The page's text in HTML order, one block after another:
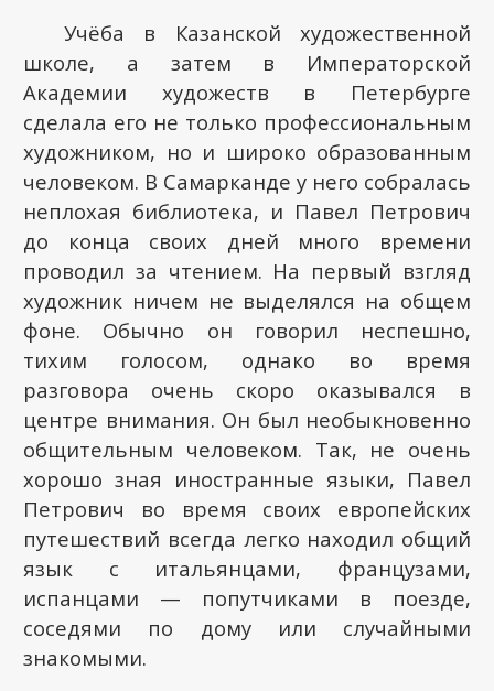
Учёба в Казанской художественной
школе, а затем в Императорской
Академии художеств в Петербурге
сделала его не только профессиональным
художником, но и широко образованным
человеком. В Самарканде у него собралась
неплохая библиотека, и Павел Петрович
до конца своих дней много времени
проводил за чтением. На первый взгляд
художник ничем не выделялся на общем
фоне. Обычно он говорил неспешно,
тихим голосом, однако во время
разговора очень скоро оказывался в
центре внимания. Он был необыкновенно
общительным человеком. Так, не очень
хорошо зная иностранные языки, Павел
Петрович во время своих европейских
путешествий всегда легко находил общий
язык с итальянцами, французами,
испанцами — попутчиками в поезде,
соседями по дому или случайными
знакомыми.